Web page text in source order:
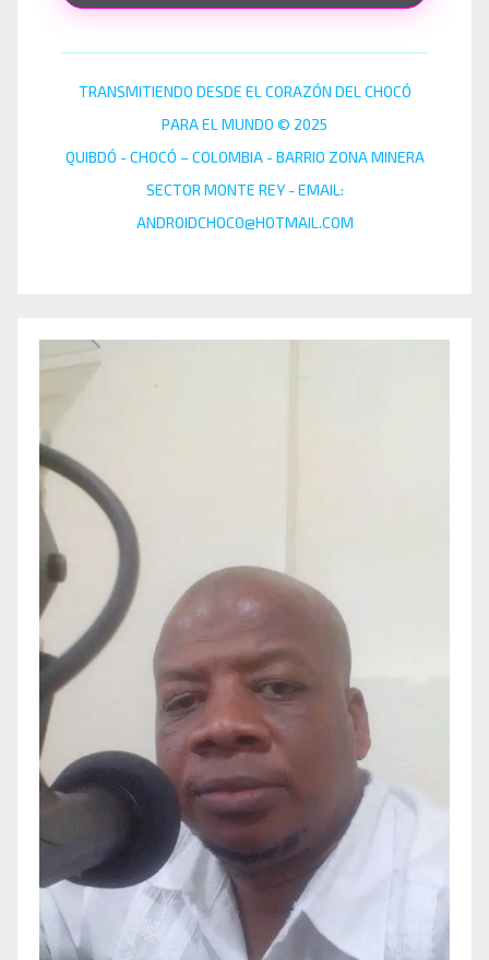
TRANSMITIENDO DESDE EL CORAZÓN DEL CHOCÓ
PARA EL MUNDO © 2025
QUIBDÓ - CHOCÓ – COLOMBIA - BARRIO ZONA MINERA
SECTOR MONTE REY - EMAIL:
ANDROIDCHOCO@HOTMAIL.COM